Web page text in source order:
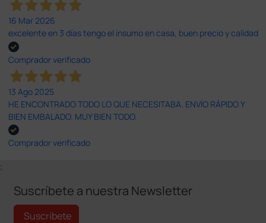
16 Mar 2026
excelente en 3 días tengo el insumo en casa, buen precio y calidad
Comprador verificado
13 Ago 2025
HE ENCONTRADO TODO LO QUE NECESITABA. ENVÍO RÁPIDO Y
BIEN EMBALADO. MUY BIEN TODO.
Comprador verificado
;
Suscríbete a nuestra Newsletter
Suscríbete